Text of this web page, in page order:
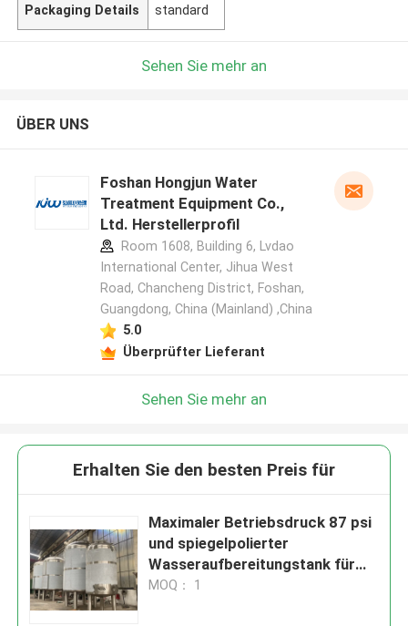
Packaging Details standard
Sehen Sie mehr an
ÜBER UNS
Foshan Hongjun Water
Treatment Equipment Co.,
Ltd. Herstellerprofil
Room 1608, Building 6, Lvdao
International Center, Jihua West
Road, Chancheng District, Foshan,
Guangdong, China (Mainland) ,China
5.0
Überprüfter Lieferant
Sehen Sie mehr an
Erhalten Sie den besten Preis für
Maximaler Betriebsdruck 87 psi
und spiegelpolierter
Wasseraufbereitungstank für
kundenspezifische
MOQ： 1